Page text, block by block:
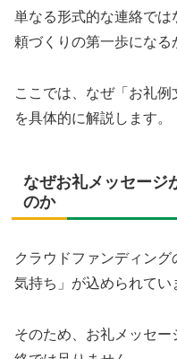
単なる形式的な連絡で
頼づくりの第一歩になる
ここでは、なぜ「お礼
を具体的に解説します。
なぜお礼メッセージ
のか
クラウドファンディン
気持ち」が込められてい
そのため、お礼メッセ